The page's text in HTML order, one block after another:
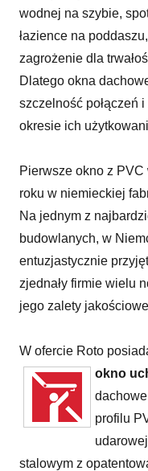
wodnej na szybie,
łazience na
zagrożenie dla
Dlatego okna
szczelność połączeń
okresie ich
Pierwsze okno z PVC
roku w niemieckiej
Na jednym z
budowlanych, w
entuzjastycznie
zjednały firmie wielu
jego zalety
W ofercie Roto
okno
profilu
stalowym z